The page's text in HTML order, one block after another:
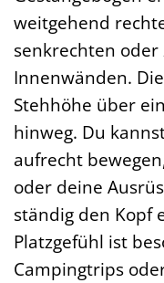
weitgehend
senkrechten
Innenwänden.
Stehhöhe über
hinweg. Du
aufrecht
oder deine
ständig den Kopf
Platzgefühl ist
Campingtrips